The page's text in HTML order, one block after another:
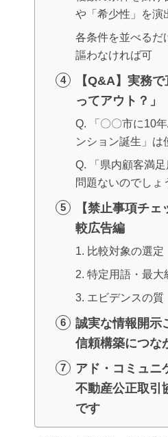
や「希少性」を演
各条件を並べるだ
謳わなければ可
【Q&A】実務
ってアウト？」
Q. 「〇〇市に10
ンション誕生」は
Q. 「県内顧客満
問題ないのでしょ
【禁止事項チ
較広告編
1. 比較対象の選定
2. 特定用語・最大
3. エビデンスの質
誠実な情報開示
信頼構築につな
アド・コミュニ
不動産公正取引
です